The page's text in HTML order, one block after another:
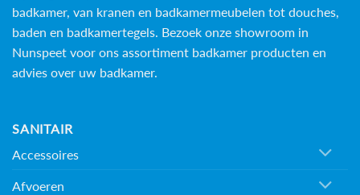
badkamer, van kranen en badkamermeubelen tot douches,
baden en badkamertegels. Bezoek onze showroom in
Nunspeet voor ons assortiment badkamer producten en
advies over uw badkamer.
SANITAIR
Accessoires
Afvoeren